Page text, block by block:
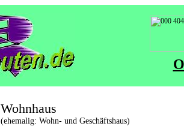
Wohnhaus
(ehemalig: Wohn- und Geschäftshaus)